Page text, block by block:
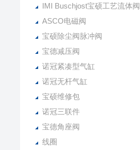
IMI Buschjost宝硕工艺流体阀
ASCO电磁阀
宝硕除尘阀脉冲阀
宝德减压阀
诺冠紧凑型气缸
诺冠无杆气缸
宝硕维修包
诺冠三联件
宝德角座阀
线圈